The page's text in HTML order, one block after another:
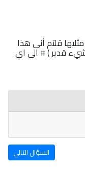
قلتم أنى هذا
قدير ) # الى اي
السؤال التالي